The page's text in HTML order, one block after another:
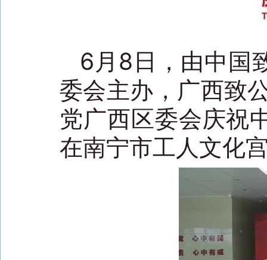
6月8日，由中国
委会主办，广西致
党广西区委会庆祝
在南宁市工人文化